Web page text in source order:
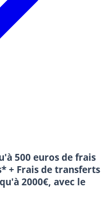
500 euros de frais
+ Frais de transferts
2000€, avec le